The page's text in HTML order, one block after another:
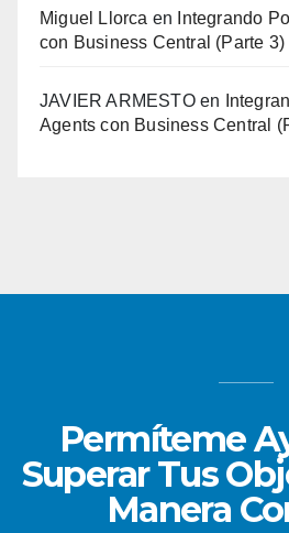
Miguel Llorca en
Integrando
con Business Central (Parte 3)
JAVIER ARMESTOen
Agents con Business Central
Permíteme
Superar Tus
Manera